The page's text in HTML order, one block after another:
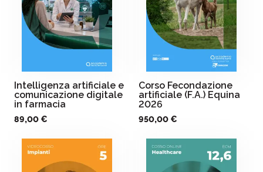
Intelligenza artificiale e
comunicazione digitale
in farmacia
89,00 €
Corso Fecondazione
artificiale (F.A.) Equina
2026
950,00 €